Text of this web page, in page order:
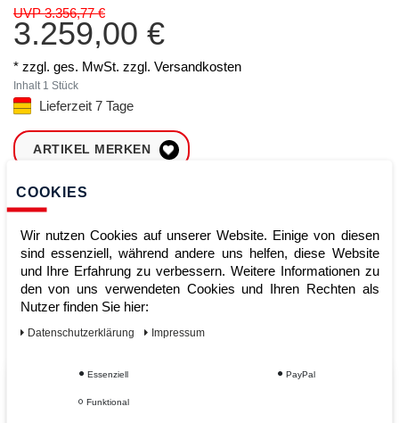
UVP 3.356,77 €
3.259,00 €
* zzgl. ges. MwSt. zzgl. Versandkosten
Inhalt 1 Stück
Lieferzeit 7 Tage
ARTIKEL MERKEN
ZUM WARENKORB
Sofort lieferbar
Kauf auf Rechnung
COOKIES
Wir nutzen Cookies auf unserer Website. Einige von diesen
sind essenziell, während andere uns helfen, diese Website
und Ihre Erfahrung zu verbessern. Weitere Informationen zu
den von uns verwendeten Cookies und Ihren Rechten als
Nutzer finden Sie hier:
Daten­schutz­erklärung Impressum
Essenziell PayPal
Funktional